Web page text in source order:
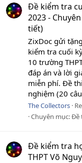
Đề kiểm tra
2023 -
tiết)
ZixDoc gửi
kiểm tra cuối
10 trường
đáp án và lời
miễn phí. Đề
nghiệm (20
The Collectors
Chuyên mục:Đề
Đề kiểm tra
THPT Võ